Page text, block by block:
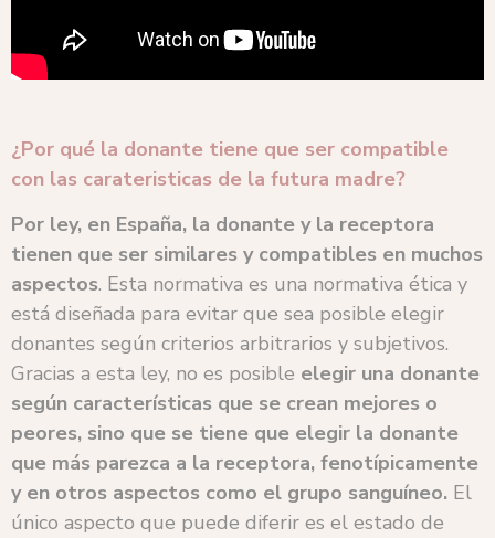
¿Por qué la donante tiene que ser compatible
con las carateristicas de la futura madre?
Por ley, en España, la donante y la receptora
tienen que ser similares y compatibles en muchos
aspectos. Esta normativa es una normativa ética y
está diseñada para evitar que sea posible elegir
donantes según criterios arbitrarios y subjetivos.
Gracias a esta ley, no es posible elegir una donante
según características que se crean mejores o
peores, sino que se tiene que elegir la donante
que más parezca a la receptora, fenotípicamente
y en otros aspectos como el grupo sanguíneo. El
único aspecto que puede diferir es el estado de